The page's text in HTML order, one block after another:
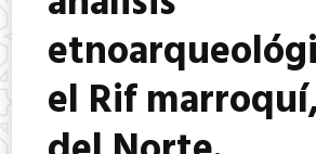
el Rif